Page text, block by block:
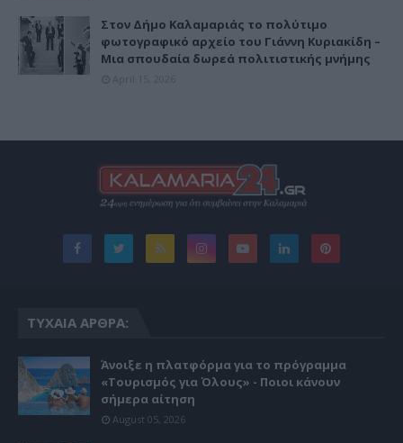
Στον Δήμο Καλαμαριάς το πολύτιμο
φωτογραφικό αρχείο του Γιάννη Κυριακίδη –
Μια σπουδαία δωρεά πολιτιστικής μνήμης
ΤΥΧΑΊΑ ΆΡΘΡΑ:
Άνοιξε η πλατφόρμα για το πρόγραμμα
«Τουρισμός για Όλους» - Ποιοι κάνουν
σήμερα αίτηση
August 05, 2026